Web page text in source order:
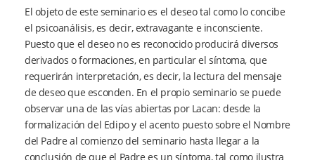
El objeto de este seminario es el deseo tal como lo concibe
el psicoanálisis, es decir, extravagante e inconsciente.
Puesto que el deseo no es reconocido producirá diversos
derivados o formaciones, en particular el síntoma, que
requerirán interpretación, es decir, la lectura del mensaje
de deseo que esconden. En el propio seminario se puede
observar una de las vías abiertas por Lacan: desde la
formalización del Edipo y el acento puesto sobre el Nombre
del Padre al comienzo del seminario hasta llegar a la
conclusión de que el Padre es un síntoma, tal como ilustra